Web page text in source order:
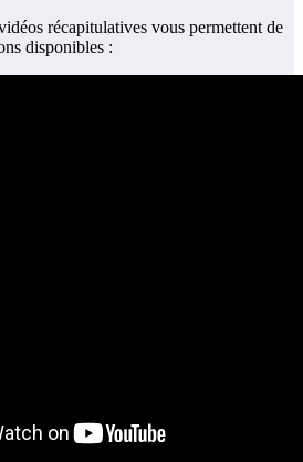
récapitulatives vous permettent de
disponibles :